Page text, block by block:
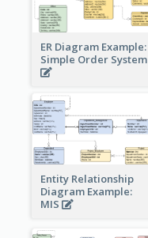
ER Diagram Example:
Simple Order System
Entity Relationship
Diagram Example:
MIS